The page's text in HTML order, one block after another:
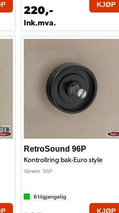
220,-
Ink.mva.
KJØP
RetroSound 96P
Kontrollring bak-Euro style
Varenr 96P
6tilgjengelig
KJØP